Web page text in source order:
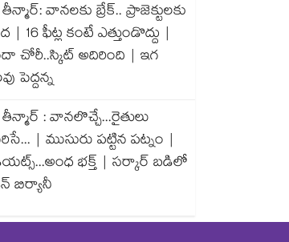
వానలకు బ్రేక్.. ప్రాజెక్టులకు
| 16 ఫీట్ల కంటే ఎత్తుండొద్దు |
చోరీ..స్కిట్ అదిరింది | ఇగ
పెద్దన్న
తీన్మార్ : వానలొచ్చే...రైతులు
| ముసురు పట్టిన పట్నం |
భక్త్ | సర్కార్ బడిలో
బిర్యానీ